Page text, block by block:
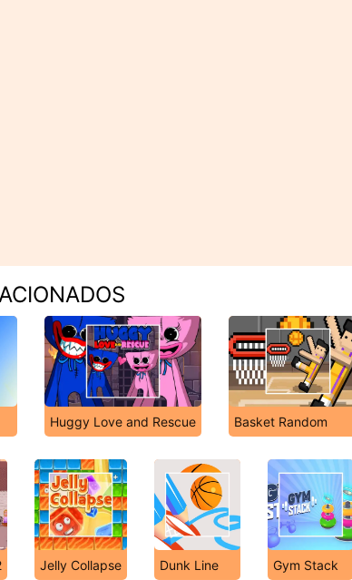
Huggy Love and Rescue Basket Random
Jelly Collapse Dunk Line Gym Stack